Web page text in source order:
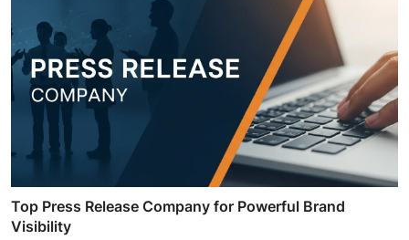
Top Press Release Company for Powerful Brand
Visibility